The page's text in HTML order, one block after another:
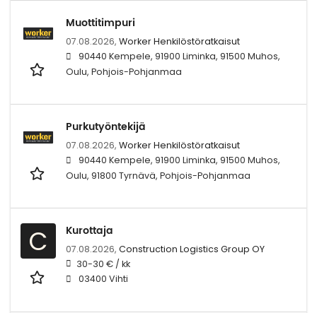
Muottitimpuri
07.08.2026, Worker Henkilöstöratkaisut
90440 Kempele, 91900 Liminka, 91500 Muhos,
Oulu, Pohjois-Pohjanmaa
Purkutyöntekijä
07.08.2026, Worker Henkilöstöratkaisut
90440 Kempele, 91900 Liminka, 91500 Muhos,
Oulu, 91800 Tyrnävä, Pohjois-Pohjanmaa
C Kurottaja
07.08.2026, Construction Logistics Group OY
30-30 € / kk
03400 Vihti